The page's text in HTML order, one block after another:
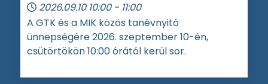
2026.09.10 10:00 - 11:00
A GTK és a MIK közös tanévnyitó
ünnepségére 2026. szeptember 10-én,
csütörtökön 10:00 órától kerül sor.